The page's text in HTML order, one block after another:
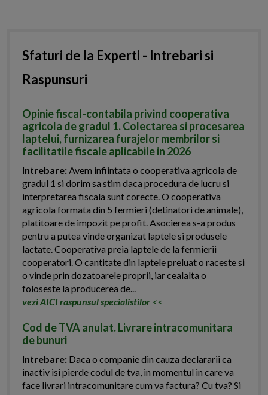
Sfaturi de la Experti - Intrebari si
Raspunsuri
Opinie fiscal-contabila privind cooperativa
agricola de gradul 1. Colectarea si procesarea
laptelui, furnizarea furajelor membrilor si
facilitatile fiscale aplicabile in 2026
Intrebare:Avem infiintata o cooperativa agricola de
gradul 1 si dorim sa stim daca procedura de lucru si
interpretarea fiscala sunt corecte. O cooperativa
agricola formata din 5 fermieri (detinatori de animale),
platitoare de impozit pe profit. Asocierea s-a produs
pentru a putea vinde organizat laptele si produsele
lactate. Cooperativa preia laptele de la fermierii
cooperatori. O cantitate din laptele preluat o raceste si
o vinde prin dozatoarele proprii, iar cealalta o
foloseste la producerea de...
vezi AICI raspunsul specialistilor <<
Cod de TVA anulat. Livrare intracomunitara
de bunuri
Intrebare: Daca o companie din cauza declararii ca
inactiv isi pierde codul de tva, in momentul in care va
face livrari intracomunitare cum va factura? Cu tva? Si